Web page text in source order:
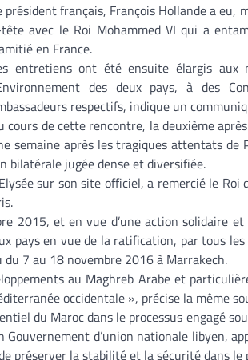
président français, François Hollande a eu,
avec le Roi Mohammed VI qui a
en France.
entretiens ont été ensuite élargis aux
des deux pays, à des
respectifs, indique un
cours de cette rencontre, la deuxième
semaine après les tragiques attentats de
bilatérale jugée dense et diversifiée.
sur son site officiel, a remercié le
2015, et en vue d’une action solidaire
pays en vue de la ratification, par tous les
du 7 au 18 novembre 2016 à Marrakech.
au Maghreb Arabe et
occidentale », précise la même
du Maroc dans le processus engagé
d’union nationale libyen,
préserver la stabilité et la sécurité dans le